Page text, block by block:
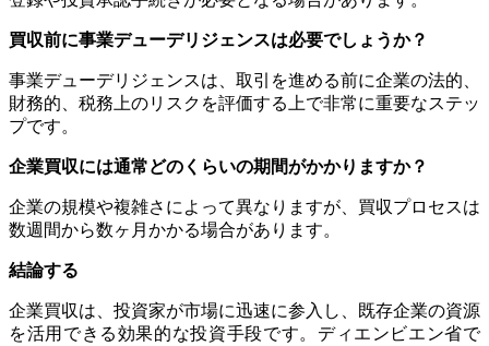
買収前に事業デューデリジェンスは必要でしょうか？
事業デューデリジェンスは、取引を進める前に企業の法的、
財務的、税務上のリスクを評価する上で非常に重要なステッ
プです。
企業買収には通常どのくらいの期間がかかりますか？
企業の規模や複雑さによって異なりますが、買収プロセスは
数週間から数ヶ月かかる場合があります。
結論する
企業買収は、投資家が市場に迅速に参入し、既存企業の資源
を活用できる効果的な投資手段です。ディエンビエン省で